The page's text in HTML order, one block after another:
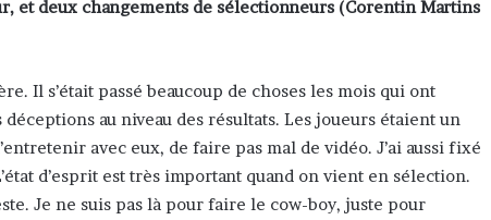
et deux changements de sélectionneurs (Corentin Martins
Il s’était passé beaucoup de choses les mois qui ont
au niveau des résultats. Les joueurs étaient un
avec eux, de faire pas mal de vidéo. J’ai aussi fixé
d’esprit est très important quand on vient en sélection.
Je ne suis pas là pour faire le cow-boy, juste pour